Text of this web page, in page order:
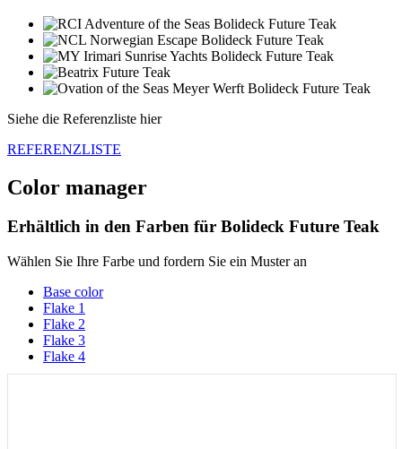
Siehe die Referenzliste hier
REFERENZLISTE
Color manager
Erhältlich in den Farben für Bolideck Future Teak
Wählen Sie Ihre Farbe und fordern Sie ein Muster an
Base color
Flake 1
Flake 2
Flake 3
Flake 4